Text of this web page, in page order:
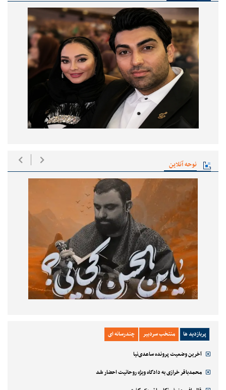
نوحه آنلاین
پربازدید ها منتخب سردبیر چندرسانه ای
آخرین وضعیت پرونده ساعدی‌نیا
محمدباقر خرازی به دادگاه ویژه روحانیت احضار شد